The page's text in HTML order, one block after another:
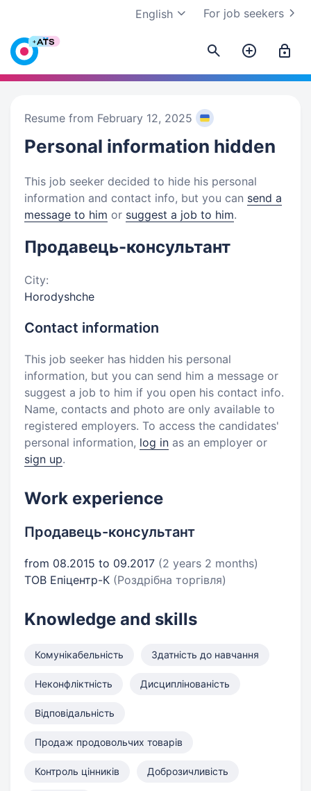
For job seekers
English
Resume from February 12, 2025
Personal information hidden
This job seeker decided to hide his personal
information and contact info, but you can send a
message to him or suggest a job to him.
Продавець-консультант
City:
Horodyshche
Contact information
This job seeker has hidden his personal
information, but you can send him a message or
suggest a job to him if you open his contact info.
Name, contacts and photo are only available to
registered employers. To access the candidates'
personal information, log in as an employer or
sign up.
Work experience
Продавець-консультант
from 08.2015 to 09.2017 (2 years 2 months)
ТОВ Епіцентр-К (Роздрібна торгівля)
Knowledge and skills
Комунікабельність Здатність до навчання
Неконфліктність Дисциплінованість
Відповідальність
Продаж продовольчих товарів
Контроль цінників Доброзичливість